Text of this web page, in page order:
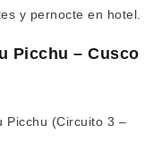
y pernocte en hotel.
Picchu – Cusco
Picchu (Circuito 3 –